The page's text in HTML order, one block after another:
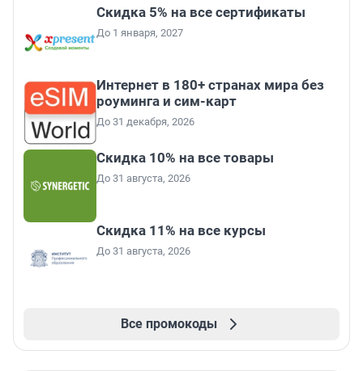
Скидка 5% на все сертификаты
До 1 января, 2027
Интернет в 180+ странах мира без
роуминга и сим-карт
До 31 декабря, 2026
Скидка 10% на все товары
До 31 августа, 2026
Скидка 11% на все курсы
До 31 августа, 2026
Все промокоды